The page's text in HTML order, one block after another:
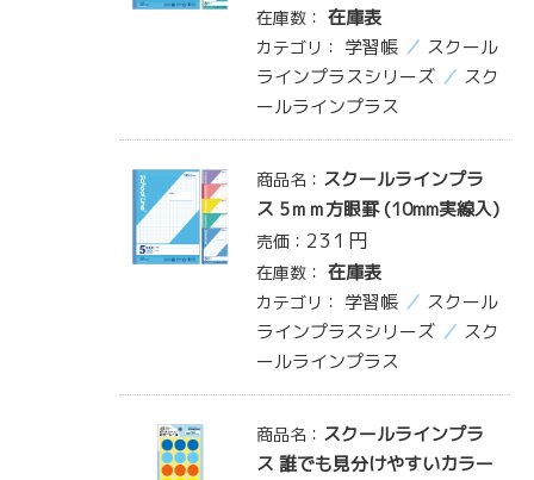
在庫数： 在庫表
カテゴリ： 学習帳
スクール
ラインプラスシリーズ
スク
ールラインプラス
商品名： スクールラインプラ
ス 5ｍｍ方眼罫 (10mm実線入)
売価： 231 円
在庫数： 在庫表
カテゴリ： 学習帳
スクール
ラインプラスシリーズ
スク
ールラインプラス
商品名： スクールラインプラ
ス 誰でも見分けやすいカラー